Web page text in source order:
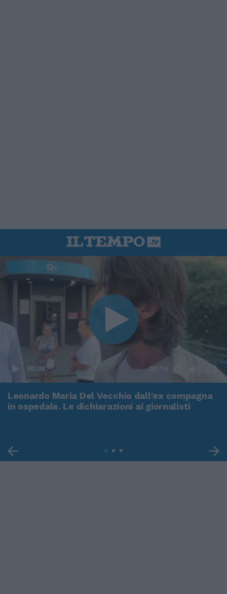
00:00 01:16
Leonardo Maria Del Vecchio dall'ex compagna
in ospedale. Le dichiarazioni ai giornalisti